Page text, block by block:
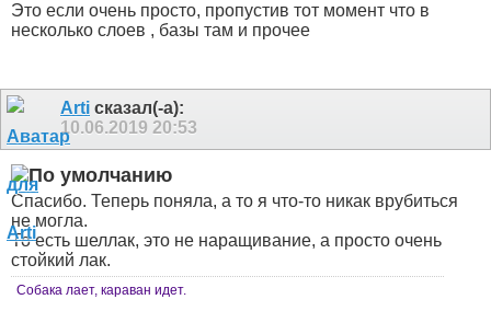
Это если очень просто, пропустив тот момент что в
несколько слоев , базы там и прочее
Arti сказал(-а):
10.06.2019 20:53
Спасибо. Теперь поняла, а то я что-то никак врубиться
не могла.
То есть шеллак, это не наращивание, а просто очень
стойкий лак.
Собака лает, караван идет.